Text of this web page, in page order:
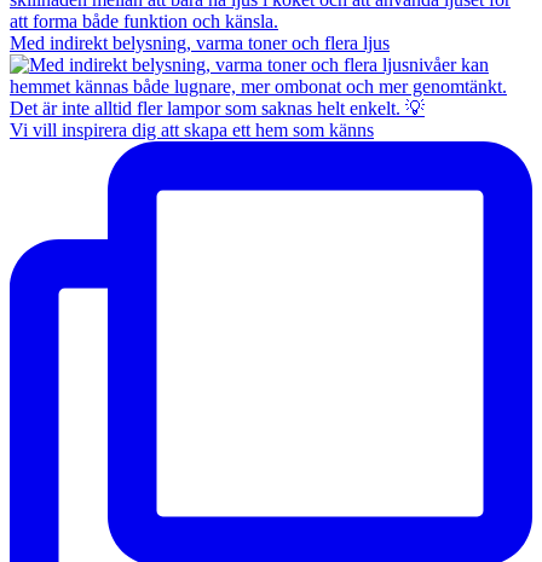
Med indirekt belysning, varma toner och flera ljus
Vi vill inspirera dig att skapa ett hem som känns